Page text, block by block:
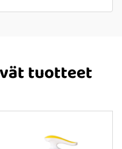
tuotteet